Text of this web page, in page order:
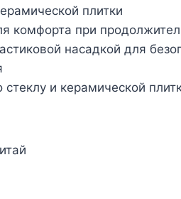
плитки
комфорта при
насадкой для
и керамической